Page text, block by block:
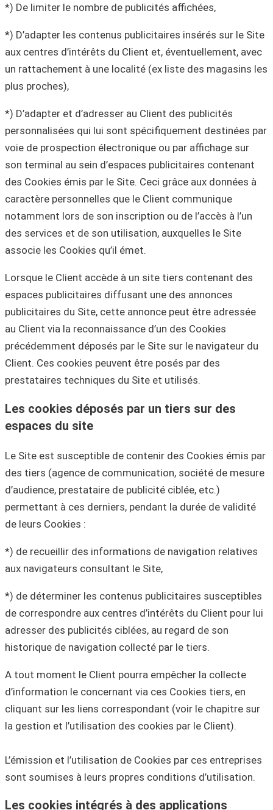
*) De limiter le nombre de publicités affichées,
*) D’adapter les contenus publicitaires insérés sur le Site
aux centres d’intérêts du Client et, éventuellement, avec
un rattachement à une localité (ex liste des magasins les
plus proches),
*) D’adapter et d’adresser au Client des publicités
personnalisées qui lui sont spécifiquement destinées par
voie de prospection électronique ou par affichage sur
son terminal au sein d’espaces publicitaires contenant
des Cookies émis par le Site. Ceci grâce aux données à
caractère personnelles que le Client communique
notamment lors de son inscription ou de l’accès à l’un
des services et de son utilisation, auxquelles le Site
associe les Cookies qu’il émet.
Lorsque le Client accède à un site tiers contenant des
espaces publicitaires diffusant une des annonces
publicitaires du Site, cette annonce peut être adressée
au Client via la reconnaissance d’un des Cookies
précédemment déposés par le Site sur le navigateur du
Client. Ces cookies peuvent être posés par des
prestataires techniques du Site et utilisés.
Les cookies déposés par un tiers sur des
espaces du site
Le Site est susceptible de contenir des Cookies émis par
des tiers (agence de communication, société de mesure
d’audience, prestataire de publicité ciblée, etc.)
permettant à ces derniers, pendant la durée de validité
de leurs Cookies :
*) de recueillir des informations de navigation relatives
aux navigateurs consultant le Site,
*) de déterminer les contenus publicitaires susceptibles
de correspondre aux centres d’intérêts du Client pour lui
adresser des publicités ciblées, au regard de son
historique de navigation collecté par le tiers.
A tout moment le Client pourra empêcher la collecte
d’information le concernant via ces Cookies tiers, en
cliquant sur les liens correspondant (voir le chapitre sur
la gestion et l’utilisation des cookies par le Client).
L’émission et l’utilisation de Cookies par ces entreprises
sont soumises à leurs propres conditions d’utilisation.
Les cookies intégrés à des applications